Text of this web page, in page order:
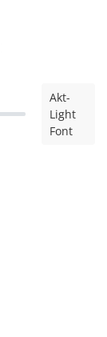
Akt-
Light
Font